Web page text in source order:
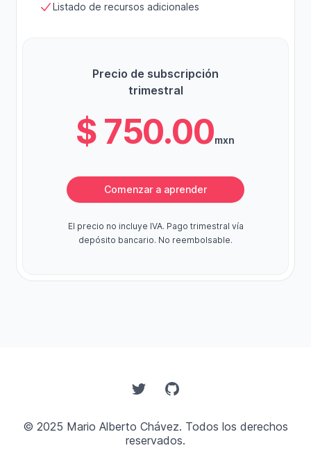
Listado de recursos adicionales
Precio de subscripción
trimestral
$ 750.00mxn
Comenzar a aprender
El precio no incluye IVA. Pago trimestral vía
depósito bancario. No reembolsable.
TwitterGitHub
© 2025 Mario Alberto Chávez. Todos los derechos
reservados.